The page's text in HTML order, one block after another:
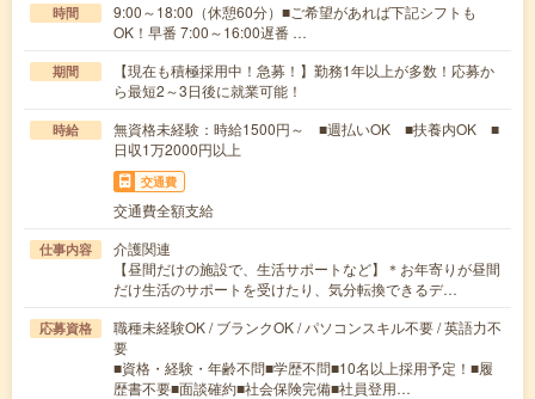
時間
9:00～18:00（休憩60分）■ご希望があれば下記シフトも
OK！早番 7:00～16:00遅番 …
期間
【現在も積極採用中！急募！】勤務1年以上が多数！応募か
ら最短2～3日後に就業可能！
時給
無資格未経験：時給1500円～ ■週払いOK ■扶養内OK ■
日収1万2000円以上
交通費
交通費全額支給
仕事内容
介護関連
【昼間だけの施設で、生活サポートなど】＊お年寄りが昼間
だけ生活のサポートを受けたり、気分転換できるデ…
応募資格
職種未経験OK / ブランクOK / パソコンスキル不要 / 英語力不
要
■資格・経験・年齢不問■学歴不問■10名以上採用予定！■履
歴書不要■面談確約■社会保険完備■社員登用…